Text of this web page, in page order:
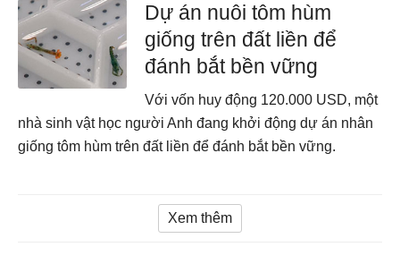
Dự án nuôi tôm hùm
giống trên đất liền để
đánh bắt bền vững
Với vốn huy động 120.000 USD, một
nhà sinh vật học người Anh đang khởi động dự án nhân
giống tôm hùm trên đất liền để đánh bắt bền vững.
Xem thêm